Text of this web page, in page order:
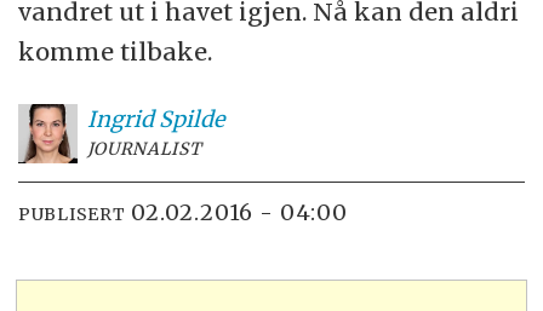
vandret ut i havet igjen. Nå kan den aldri
komme tilbake.
Ingrid Spilde
JOURNALIST
PUBLISERT 02.02.2016 - 04:00